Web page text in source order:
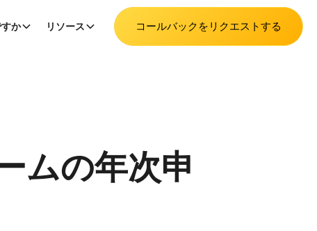
か リソース コールバックをリクエストする
ムの年次申